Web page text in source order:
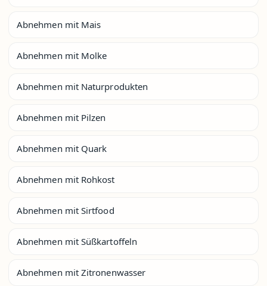
Abnehmen mit Mais
Abnehmen mit Molke
Abnehmen mit Naturprodukten
Abnehmen mit Pilzen
Abnehmen mit Quark
Abnehmen mit Rohkost
Abnehmen mit Sirtfood
Abnehmen mit Süßkartoffeln
Abnehmen mit Zitronenwasser